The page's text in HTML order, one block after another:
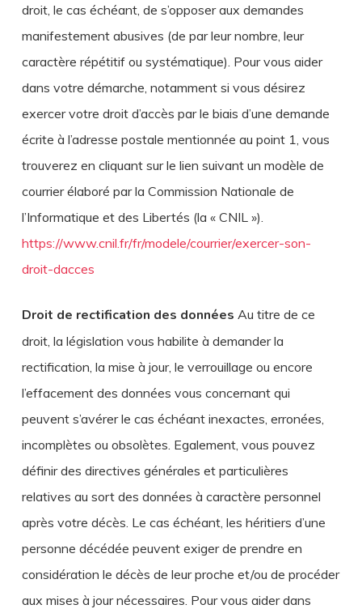
droit, le cas échéant, de s’opposer aux demandes
manifestement abusives (de par leur nombre, leur
caractère répétitif ou systématique). Pour vous aider
dans votre démarche, notamment si vous désirez
exercer votre droit d’accès par le biais d’une demande
écrite à l’adresse postale mentionnée au point 1, vous
trouverez en cliquant sur le lien suivant un modèle de
courrier élaboré par la Commission Nationale de
l’Informatique et des Libertés (la « CNIL »).
https://www.cnil.fr/fr/modele/courrier/exercer-son-
droit-dacces
Droit de rectification des données Au titre de ce
droit, la législation vous habilite à demander la
rectification, la mise à jour, le verrouillage ou encore
l’effacement des données vous concernant qui
peuvent s’avérer le cas échéant inexactes, erronées,
incomplètes ou obsolètes. Egalement, vous pouvez
définir des directives générales et particulières
relatives au sort des données à caractère personnel
après votre décès. Le cas échéant, les héritiers d’une
personne décédée peuvent exiger de prendre en
considération le décès de leur proche et/ou de procéder
aux mises à jour nécessaires. Pour vous aider dans